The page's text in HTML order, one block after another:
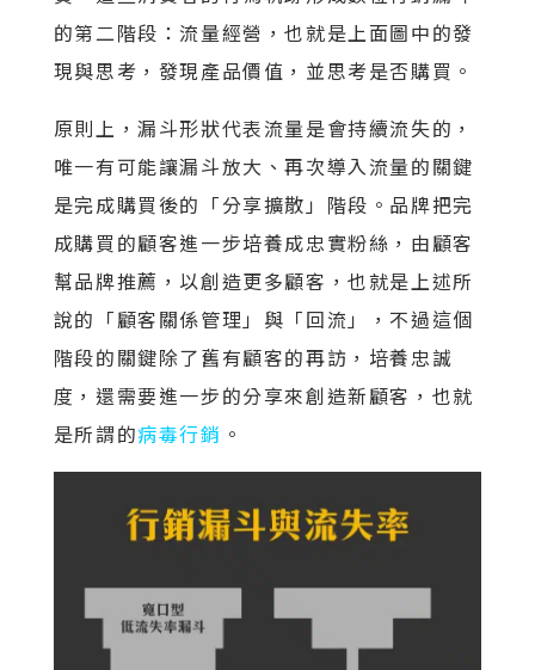
的第二階段：流量經營，也就是上面圖中的發
現與思考，發現產品價值，並思考是否購買。
原則上，漏斗形狀代表流量是會持續流失的，
唯一有可能讓漏斗放大、再次導入流量的關鍵
是完成購買後的「分享擴散」階段。品牌把完
成購買的顧客進一步培養成忠實粉絲，由顧客
幫品牌推薦，以創造更多顧客，也就是上述所
說的「顧客關係管理」與「回流」，不過這個
階段的關鍵除了舊有顧客的再訪，培養忠誠
度，還需要進一步的分享來創造新顧客，也就
是所謂的病毒行銷 。